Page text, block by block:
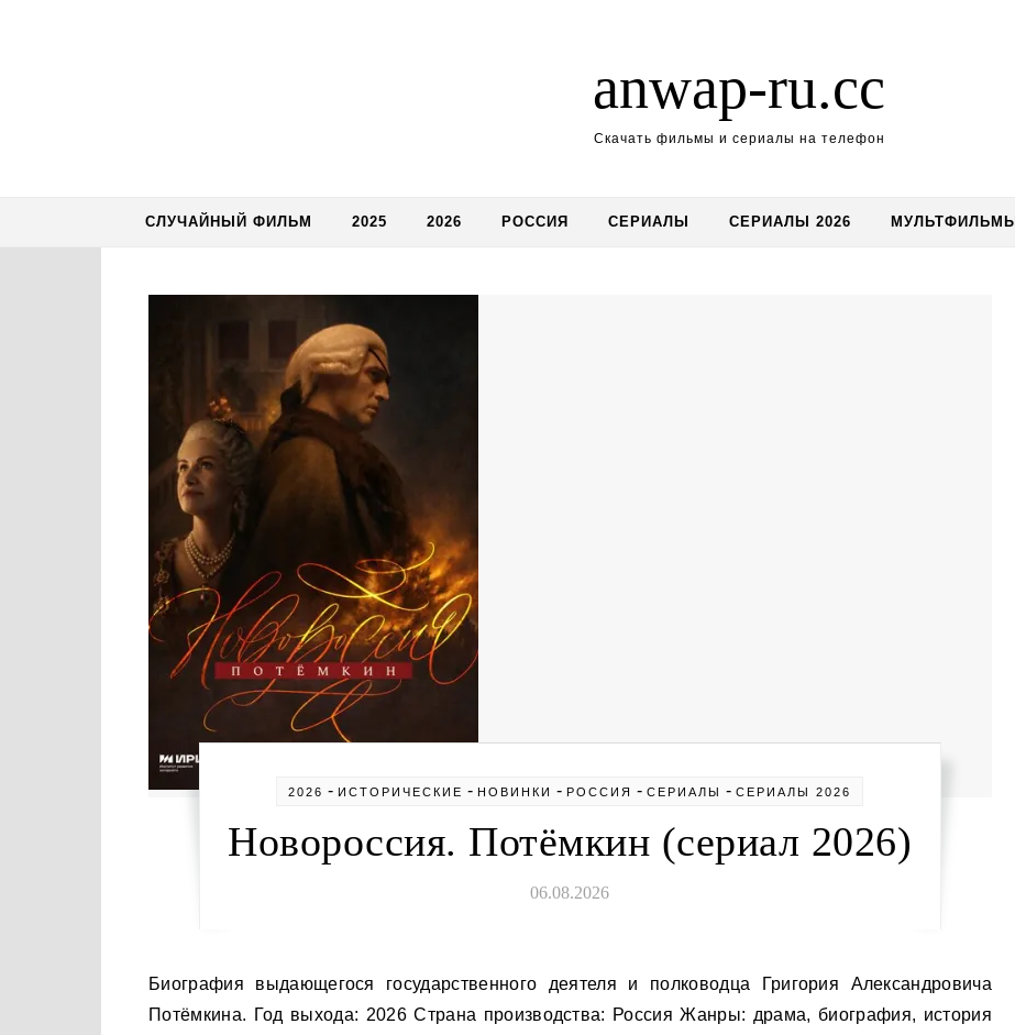
anwap-ru.cc
Скачать фильмы и сериалы на телефон
СЛУЧАЙНЫЙ ФИЛЬМ 2025 2026 РОССИЯ СЕРИАЛЫ СЕРИАЛЫ 2026 МУЛЬТФИЛЬМЫ
2026 -ИСТОРИЧЕСКИЕ -НОВИНКИ -РОССИЯ -СЕРИАЛЫ -СЕРИАЛЫ 2026
Новороссия. Потёмкин (сериал 2026)
06.08.2026
Биография выдающегося государственного деятеля и полководца Григория Александровича
Потёмкина. Год выхода: 2026 Страна производства: Россия Жанры: драма, биография, история